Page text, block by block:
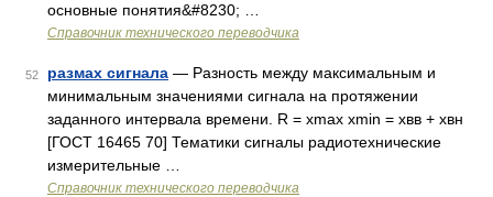
основные понятия&#8230; …
Справочник технического переводчика
52 размах сигнала — Разность между максимальным и
минимальным значениями сигнала на протяжении
заданного интервала времени. R = xmax xmin = xвв + xвн
[ГОСТ 16465 70] Тематики сигналы радиотехнические
измерительные …
Справочник технического переводчика